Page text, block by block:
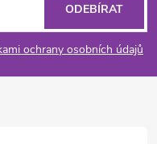
ochrany osobních údajů
ODEBÍRAT